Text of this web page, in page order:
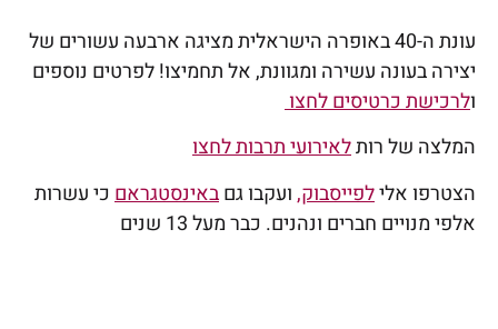
עונת ה-40 באופרה הישראלית מציגה ארבעה עשורים של
יצירה בעונה עשירה ומגוונת, אל תחמיצו! לפרטים נוספים
ולרכישת כרטיסים לחצו
המלצה של רותלאירועי תרבות לחצו
הצטרפו אלילפייסבוק,ועקבו גםבאינסטגראם כי עשרות
אלפי מנויים חברים ונהנים. כבר מעל 13 שנים